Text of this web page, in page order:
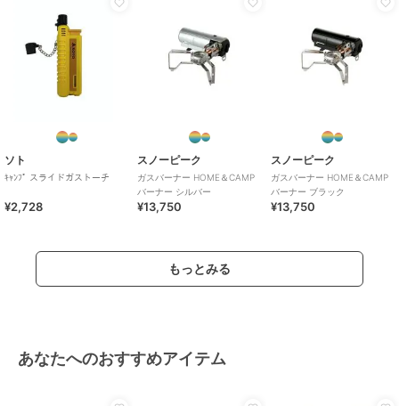
ソト
ｷｬﾝﾌﾟ スライドガストーチ
¥2,728
スノーピーク
ガスバーナー HOME＆CAMP
バーナー シルバー
¥13,750
スノーピーク
ガスバーナー HOME＆CAMP
バーナー ブラック
¥13,750
もっとみる
あなたへのおすすめアイテム